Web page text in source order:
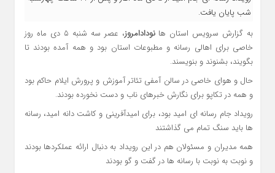
شب پایان یافت.
به گزارش سرویس استان هانودادامروز
، عصر سه شنبه ۵ دی ماه روز
خاصی برای اهالی رسانه و مطبوعات استان بود و همه آمده بودند تا
بگویند، بشنوند و بنویسند.
حال و هوای خاصی در سالن آمفی تئاتر آموزش و پرورش ایلام حاکم بود
و همه در تکاپو برای نگارش خبرهای ناب و دست نخورده بودند.
رویداد جام رسانه ای امید بود، برای امیدآفرینی و کاشت دانه امید، رسانه
ها باید سنگ تمام می گذاشتند
همه مدیران و مسئولان هم در این رویداد به دنبال ارائه عملکردها بودند
و نوبت به نوبت با رسانه ها در گفت و گو بودند